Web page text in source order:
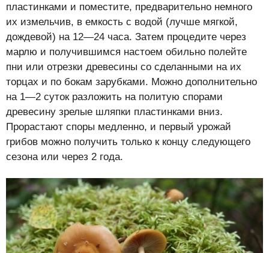
пластинками и поместите, предварительно немного
их измельчив, в емкость с водой (лучше мягкой,
дождевой) на 12—24 часа. Затем процедите через
марлю и получившимся настоем обильно полейте
пни или отрезки древесины со сделанными на их
торцах и по бокам зарубками. Можно дополнительно
на 1—2 суток разложить на политую спорами
древесину зрелые шляпки пластинками вниз.
Прорастают споры медленно, и первый урожай
грибов можно получить только к концу следующего
сезона или через 2 года.